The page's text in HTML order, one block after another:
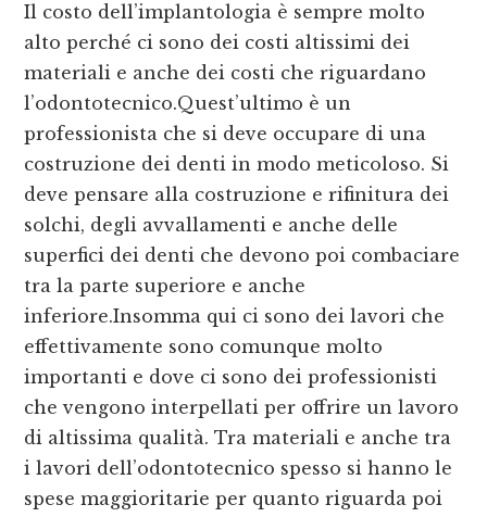
Il costo dell’implantologia è sempre molto
alto perché ci sono dei costi altissimi dei
materiali e anche dei costi che riguardano
l’odontotecnico.Quest’ultimo è un
professionista che si deve occupare di una
costruzione dei denti in modo meticoloso. Si
deve pensare alla costruzione e rifinitura dei
solchi, degli avvallamenti e anche delle
superfici dei denti che devono poi combaciare
tra la parte superiore e anche
inferiore.Insomma qui ci sono dei lavori che
effettivamente sono comunque molto
importanti e dove ci sono dei professionisti
che vengono interpellati per offrire un lavoro
di altissima qualità. Tra materiali e anche tra
i lavori dell’odontotecnico spesso si hanno le
spese maggioritarie per quanto riguarda poi